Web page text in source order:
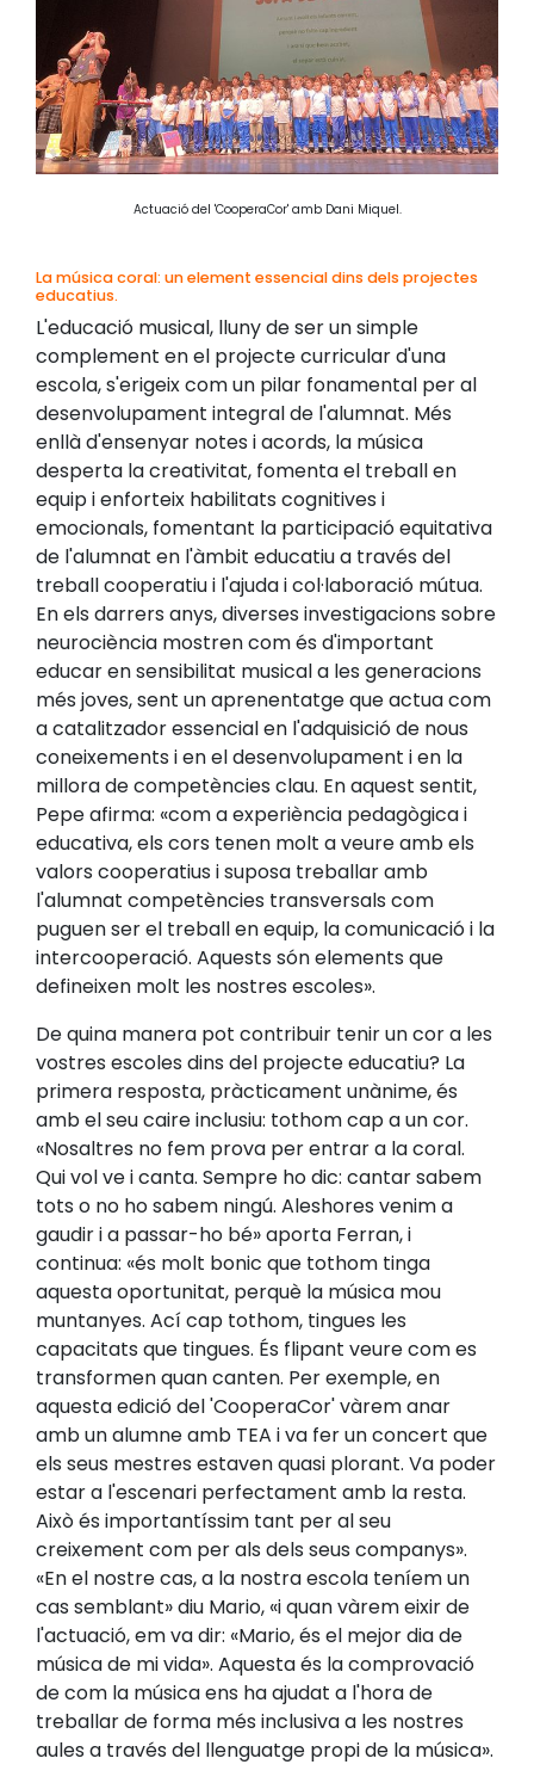
Actuació del 'CooperaCor' amb Dani Miquel.
La música coral: un element essencial dins dels projectes
educatius.
L'educació musical, lluny de ser un simple
complement en el projecte curricular d'una
escola, s'erigeix com un pilar fonamental per al
desenvolupament integral de l'alumnat. Més
enllà d'ensenyar notes i acords, la música
desperta la creativitat, fomenta el treball en
equip i enforteix habilitats cognitives i
emocionals, fomentant la participació equitativa
de l'alumnat en l'àmbit educatiu a través del
treball cooperatiu i l'ajuda i col·laboració mútua.
En els darrers anys, diverses investigacions sobre
neurociència mostren com és d'important
educar en sensibilitat musical a les generacions
més joves, sent un aprenentatge que actua com
a catalitzador essencial en l'adquisició de nous
coneixements i en el desenvolupament i en la
millora de competències clau. En aquest sentit,
Pepe afirma: «com a experiència pedagògica i
educativa, els cors tenen molt a veure amb els
valors cooperatius i suposa treballar amb
l'alumnat competències transversals com
puguen ser el treball en equip, la comunicació i la
intercooperació. Aquests són elements que
defineixen molt les nostres escoles».
De quina manera pot contribuir tenir un cor a les
vostres escoles dins del projecte educatiu? La
primera resposta, pràcticament unànime, és
amb el seu caire inclusiu: tothom cap a un cor.
«Nosaltres no fem prova per entrar a la coral.
Qui vol ve i canta. Sempre ho dic: cantar sabem
tots o no ho sabem ningú. Aleshores venim a
gaudir i a passar-ho bé» aporta Ferran, i
continua: «és molt bonic que tothom tinga
aquesta oportunitat, perquè la música mou
muntanyes. Ací cap tothom, tingues les
capacitats que tingues. És flipant veure com es
transformen quan canten. Per exemple, en
aquesta edició del 'CooperaCor' vàrem anar
amb un alumne amb TEA i va fer un concert que
els seus mestres estaven quasi plorant. Va poder
estar a l'escenari perfectament amb la resta.
Això és importantíssim tant per al seu
creixement com per als dels seus companys».
«En el nostre cas, a la nostra escola teníem un
cas semblant» diu Mario, «i quan vàrem eixir de
l'actuació, em va dir: «Mario, és el mejor dia de
música de mi vida». Aquesta és la comprovació
de com la música ens ha ajudat a l'hora de
treballar de forma més inclusiva a les nostres
aules a través del llenguatge propi de la música».